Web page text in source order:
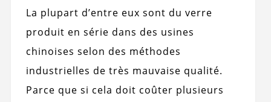
La plupart d’entre eux sont du verre
produit en série dans des usines
chinoises selon des méthodes
industrielles de très mauvaise qualité.
Parce que si cela doit coûter plusieurs